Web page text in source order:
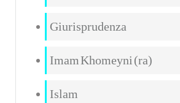
Giurisprudenza
Imam Khomeyni (ra)
Islam